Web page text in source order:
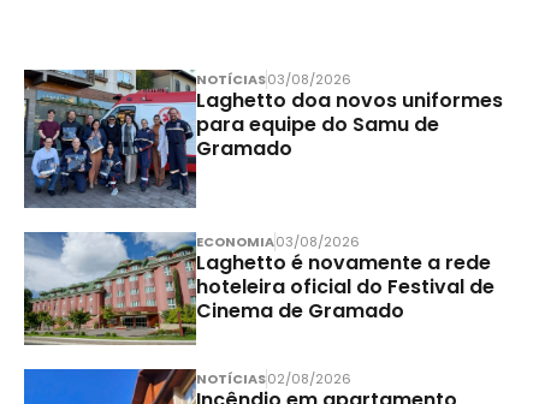
NOTÍCIAS03/08/2026
Laghetto doa novos uniformes
para equipe do Samu de
Gramado
ECONOMIA03/08/2026
Laghetto é novamente a rede
hoteleira oficial do Festival de
Cinema de Gramado
NOTÍCIAS02/08/2026